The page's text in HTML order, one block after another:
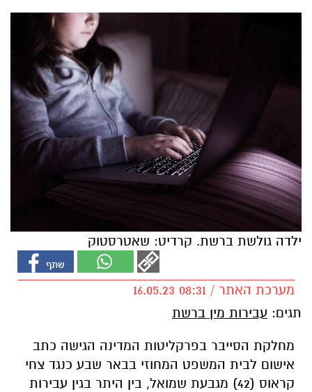
ילדה גולשת ברשת. קרדיט: שאטרסטוק
מערכת האתר / 08:31 16.05.23
תגים: עבירות מין ברשת
מחלקת הסייבר בפרקליטות המדינה הגישה כתב
אישום לבית המשפט המחוזי בבאר שבע כנגד צחי
קראוס (42) מגבעת שמואל, בין היתר בגין עבירות